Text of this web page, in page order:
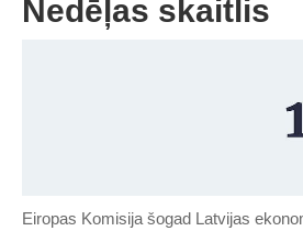
Nedēļas skaitlis
Eiropas Komisija šogad Latvijas